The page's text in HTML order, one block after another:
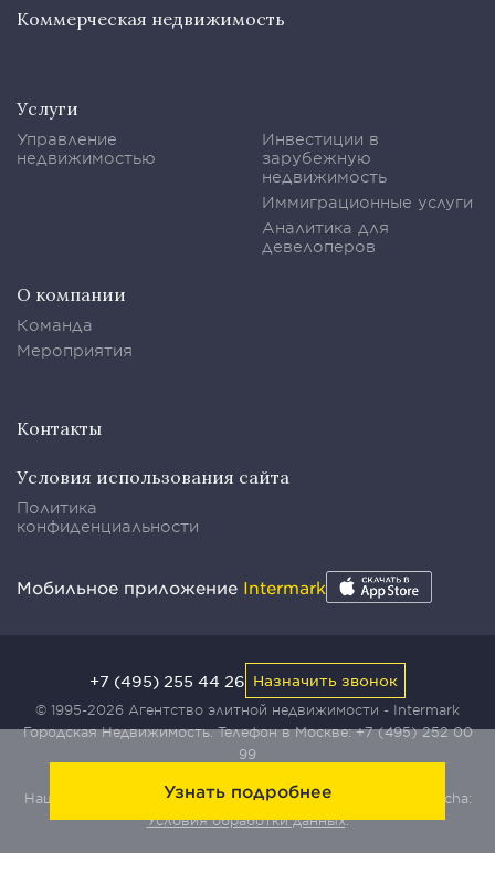
Узнать подробнее
Коммерческая недвижимость
Услуги
Управление
недвижимостью
Инвестиции в
зарубежную
недвижимость
Иммиграционные услуги
Аналитика для
девелоперов
О компании
Команда
Мероприятия
Контакты
Условия использования сайта
Политика
конфиденциальности
Мобильное приложение Intermark
© 1995-2026 Агентство элитной недвижимости - Intermark
Городская Недвижимость. Телефон в Москве:+7 (495) 252 00
99
Наш сайт защищен с помощью сервиса Yandex SmartCaptcha:
Условия обработки данных.
+7 (495) 255 44 26 Назначить звонок